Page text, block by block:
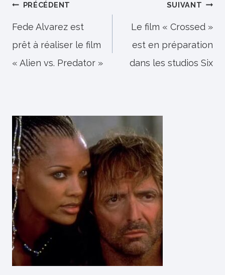
Navigation
de
l’article
PRÉCÉDENT
Fede Alvarez est
prêt à réaliser le film
« Alien vs. Predator »
SUIVANT
Le film « Crossed »
est en préparation
dans les studios Six